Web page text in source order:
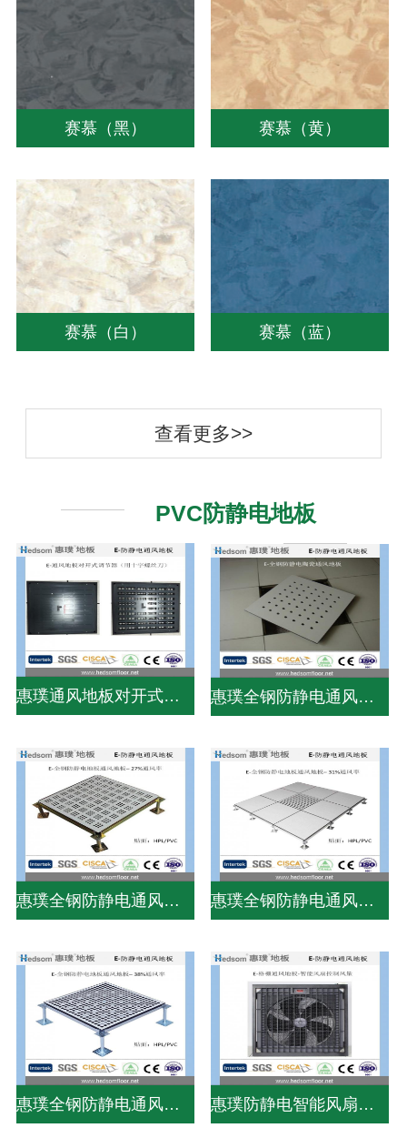
赛慕（黑） 赛慕（黄）
赛慕（白） 赛慕（蓝）
查看更多>>
PVC防静电地板
惠璞通风地板对开式风量调节器 惠璞全钢防静电通风地板-31%通风率
惠璞全钢防静电通风地板-27%通风率 惠璞全钢防静电通风地板-31%通风率
惠璞全钢防静电通风地板-38%通风率 惠璞防静电智能风扇地板-75%通风率